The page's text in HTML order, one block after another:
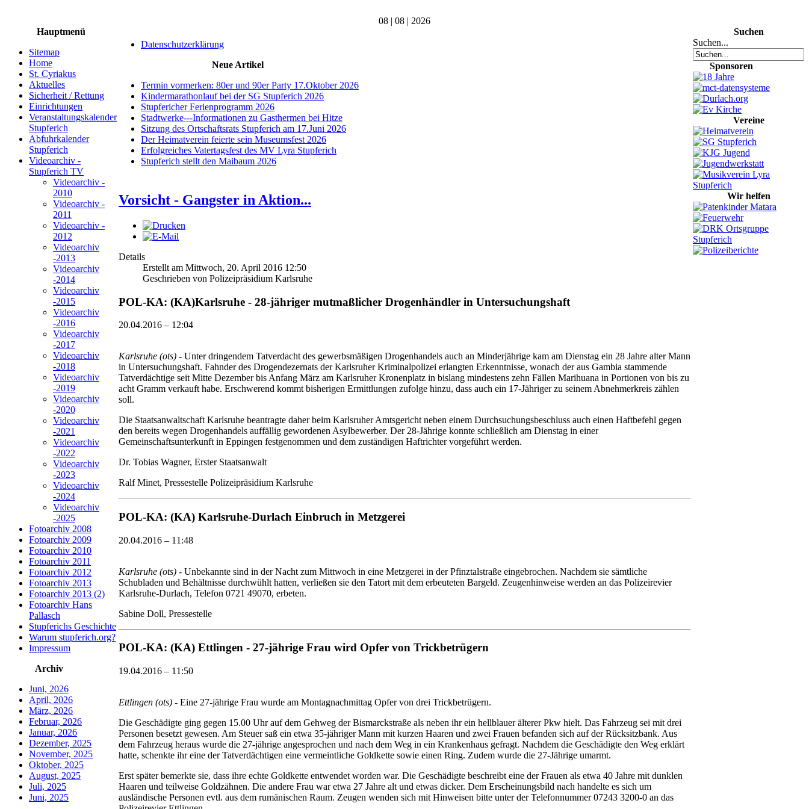
08 | 08 | 2026
Hauptmenü
Sitemap
Home
St. Cyriakus
Aktuelles
Sicherheit / Rettung
Einrichtungen
Veranstaltungskalender
Stupferich
Abfuhrkalender
Stupferich
Videoarchiv -
Stupferich TV
Videoarchiv -
2010
Videoarchiv -
2011
Videoarchiv -
2012
Videoarchiv
-2013
Videoarchiv
-2014
Videoarchiv
-2015
Videoarchiv
-2016
Videoarchiv
-2017
Videoarchiv
-2018
Videoarchiv
-2019
Videoarchiv
-2020
Videoarchiv
-2021
Videoarchiv
-2022
Videoarchiv
-2023
Videoarchiv
-2024
Videoarchiv
-2025
Fotoarchiv 2008
Fotoarchiv 2009
Fotoarchiv 2010
Fotoarchiv 2011
Fotoarchiv 2012
Fotoarchiv 2013
Fotoarchiv 2013 (2)
Fotoarchiv Hans
Pallasch
Stupferichs Geschichte
Warum stupferich.org?
Impressum
Archiv
Juni, 2026
April, 2026
März, 2026
Februar, 2026
Januar, 2026
Dezember, 2025
November, 2025
Oktober, 2025
August, 2025
Juli, 2025
Juni, 2025
Datenschutzerklärung
Neue Artikel
Termin vormerken: 80er und 90er Party 17.Oktober 2026
Kindermarathonlauf bei der SG Stupferich 2026
Stupfericher Ferienprogramm 2026
Stadtwerke---Informationen zu Gasthermen bei Hitze
Sitzung des Ortschaftsrats Stupferich am 17.Juni 2026
Der Heimatverein feierte sein Museumsfest 2026
Erfolgreiches Vatertagsfest des MV Lyra Stupferich
Stupferich stellt den Maibaum 2026
Vorsicht - Gangster in Aktion...
Details
Erstellt am Mittwoch, 20. April 2016 12:50
Geschrieben von Polizeipräsidium Karlsruhe
POL-KA: (KA)Karlsruhe - 28-jähriger mutmaßlicher Drogenhändler in Untersuchungshaft
20.04.2016 – 12:04
Karlsruhe (ots) - Unter dringendem Tatverdacht des gewerbsmäßigen Drogenhandels auch an Minderjährige kam am Dienstag ein 28 Jahre alter Mann
in Untersuchungshaft. Fahnder des Drogendezernats der Karlsruher Kriminalpolizei erlangten Erkenntnisse, wonach der aus Gambia stammende
Tatverdächtige seit Mitte Dezember bis Anfang März am Karlsruher Kronenplatz in bislang mindestens zehn Fällen Marihuana in Portionen von bis zu
acht Gramm verkauft habe. Erschwerend kommt bisherigen Ermittlungen zufolge hinzu, dass auch ein 17-Jähriger zu seinem Abnehmerkreis zählen
soll.
Die Staatsanwaltschaft Karlsruhe beantragte daher beim Karlsruher Amtsgericht neben einem Durchsuchungsbeschluss auch einen Haftbefehl gegen
den bereits wegen Drogenhandels auffällig gewordenen Asylbewerber. Der 28-Jährige konnte schließlich am Dienstag in einer
Gemeinschaftsunterkunft in Eppingen festgenommen und dem zuständigen Haftrichter vorgeführt werden.
Dr. Tobias Wagner, Erster Staatsanwalt
Ralf Minet, Pressestelle Polizeipräsidium Karlsruhe
POL-KA: (KA) Karlsruhe-Durlach Einbruch in Metzgerei
20.04.2016 – 11:48
Karlsruhe (ots) - Unbekannte sind in der Nacht zum Mittwoch in eine Metzgerei in der Pfinztalstraße eingebrochen. Nachdem sie sämtliche
Schubladen und Behältnisse durchwühlt hatten, verließen sie den Tatort mit dem erbeuteten Bargeld. Zeugenhinweise werden an das Polizeirevier
Karlsruhe-Durlach, Telefon 0721 49070, erbeten.
Sabine Doll, Pressestelle
POL-KA: (KA) Ettlingen - 27-jährige Frau wird Opfer von Trickbetrügern
19.04.2016 – 11:50
Ettlingen (ots) - Eine 27-jährige Frau wurde am Montagnachmittag Opfer von drei Trickbetrügern.
Die Geschädigte ging gegen 15.00 Uhr auf dem Gehweg der Bismarckstraße als neben ihr ein hellblauer älterer Pkw hielt. Das Fahrzeug sei mit drei
Personen besetzt gewesen. Am Steuer saß ein etwa 35-jähriger Mann mit kurzen Haaren und zwei Frauen befanden sich auf der Rücksitzbank. Aus
dem Fahrzeug heraus wurde die 27-jährige angesprochen und nach dem Weg in ein Krankenhaus gefragt. Nachdem die Geschädigte den Weg erklärt
hatte, schenkte ihr eine der Tatverdächtigen eine vermeintliche Goldkette sowie einen Ring. Zudem wurde die 27-Jährige umarmt.
Erst später bemerkte sie, dass ihre echte Goldkette entwendet worden war. Die Geschädigte beschreibt eine der Frauen als etwa 40 Jahre mit dunklen
Haaren und teilweise Goldzähnen. Die andere Frau war etwa 27 Jahre alt und etwas dicker. Dem Erscheinungsbild nach handelte es sich um
ausländische Personen evtl. aus dem rumänischen Raum. Zeugen wenden sich mit Hinweisen bitte unter der Telefonnummer 07243 3200-0 an das
Suchen
Suchen...
Sponsoren
Vereine
Wir helfen